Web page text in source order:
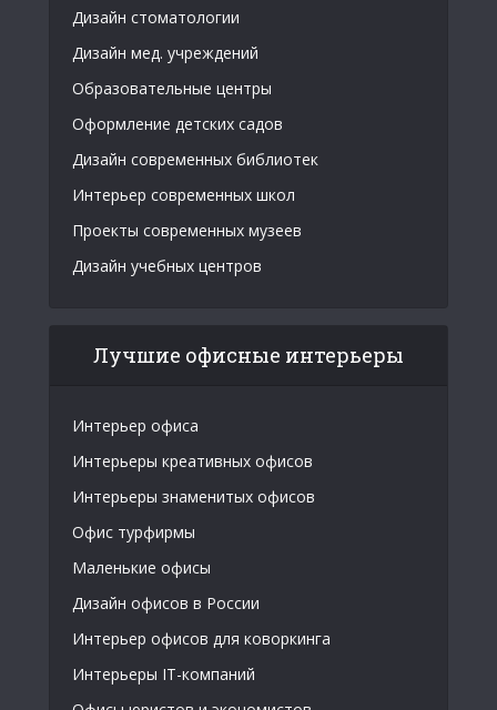
Дизайн стоматологии
Дизайн мед. учреждений
Образовательные центры
Оформление детских садов
Дизайн современных библиотек
Интерьер современных школ
Проекты современных музеев
Дизайн учебных центров
Лучшие офисные интерьеры
Интерьер офиса
Интерьеры креативных офисов
Интерьеры знаменитых офисов
Офис турфирмы
Маленькие офисы
Дизайн офисов в России
Интерьер офисов для коворкинга
Интерьеры IT-компаний